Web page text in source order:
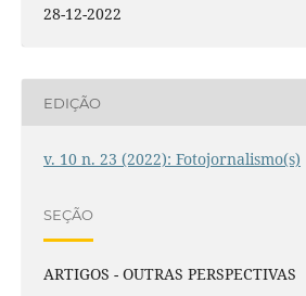
28-12-2022
EDIÇÃO
v. 10 n. 23 (2022): Fotojornalismo(s)
SEÇÃO
ARTIGOS - OUTRAS PERSPECTIVAS